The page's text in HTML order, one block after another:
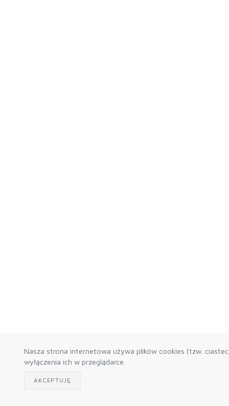
Nasza strona internetowa używa plików cookies (tzw.
wyłączenia ich w przeglądarce.
AKCEPTUJĘ